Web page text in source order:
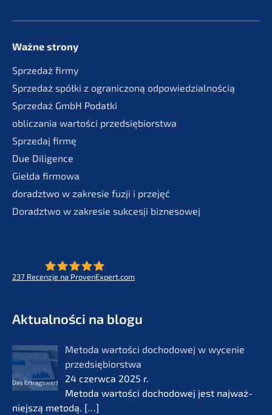
Ważne strony
Sprze­daż firmy
Sprze­daż spółki z ogranic­zoną odpowiedzialnością
Sprze­daż GmbH Podatki
oblic­za­nia wartości przedsiębiorstwa
Sprze­daj firmę
Due Diligence
Giełda firmo­wa
doradzt­wo w zakre­sie fuzji i przejęć
Doradzt­wo w zakre­sie sukces­ji biznesowej
237 Recenz­je na ProvenExpert.com
Aktual­ności na blogu
Metoda wartości docho­do­wej w wycenie
przedsię­bi­orst­wa
24 czerw­ca 2025 r.
Metoda wartości docho­do­wej jest najważ­
nie­js­zą metodą. […]